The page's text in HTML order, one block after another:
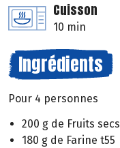
Cuisson
10 min
Ingrédients
Pour 4 personnes
200 g de Fruits secs
180 g de Farine t55